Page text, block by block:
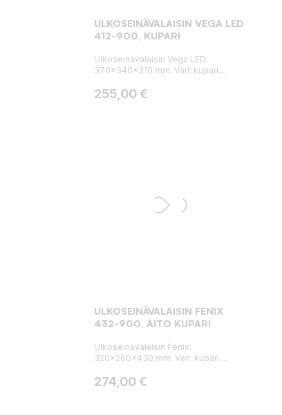
ULKOSEINÄVALAISIN VEGA LED
412-900, KUPARI
Ulkoseinävalaisin Vega LED.
370x340x310 mm. Väri: kupari....
Hinta
255,00 €
ULKOSEINÄVALAISIN FENIX
432-900, AITO KUPARI
Ulkoseinävalaisin Fenix.
320x260x430 mm. Väri: kupari....
Hinta
274,00 €